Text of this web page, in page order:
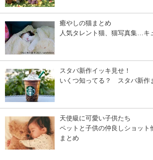
癒やしの猫まとめ
人気タレント猫、猫写真集…キ
スタバ新作イッキ見せ！
いくつ知ってる？ スタバ新作
天使級に可愛い子供たち
ペットと子供の仲良しショット
まとめ